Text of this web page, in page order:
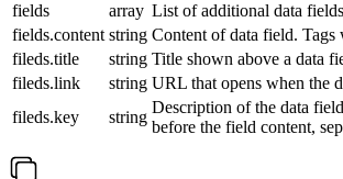
fields
array List of additional data
fields.content string Content of data field. Tags
fileds.title
string Title shown above a data
fileds.link
string URL that opens when the
fileds.key
string
Description of the data
before the field content,